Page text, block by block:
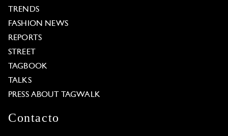
TRENDS
FASHION NEWS
REPORTS
STREET
TAGBOOK
TALKS
PRESS ABOUT TAGWALK
Contacto